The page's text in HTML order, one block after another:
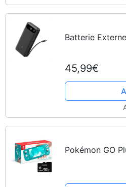
Batterie
45,99€
Pokémon GO